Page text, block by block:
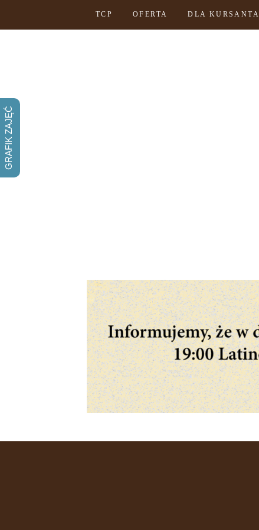
TCP OFERTA DLA KURSANTA
GRAFIK ZAJĘĆ